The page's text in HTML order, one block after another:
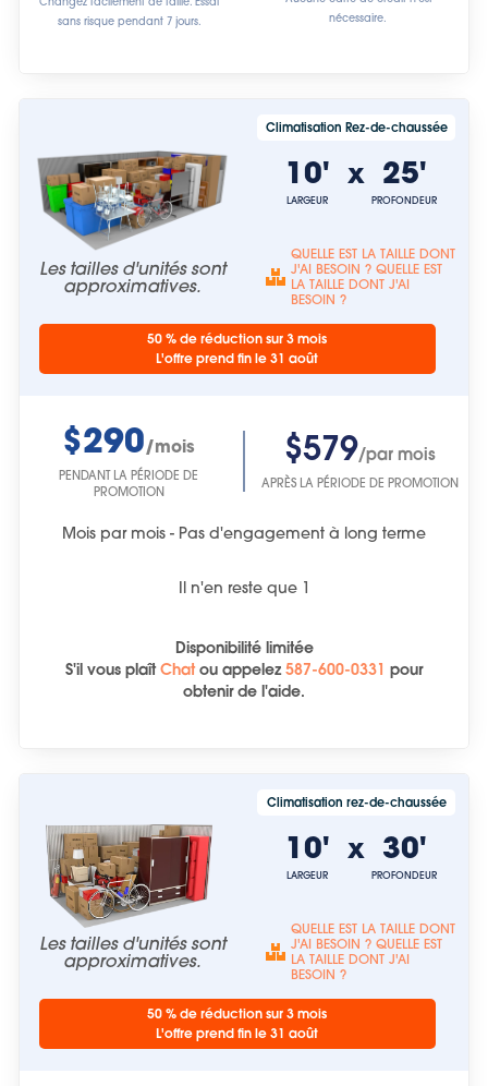
sans risque pendant 7 jours.
nécessaire.
Les tailles d'unités sont
approximatives.
Climatisation Rez-de-chaussée
10'
LARGEUR
x 25'
PROFONDEUR
QUELLE EST LA TAILLE DONT
J'AI BESOIN ? QUELLE EST
LA TAILLE DONT J'AI
BESOIN ?
50 % de réduction sur 3 mois
L'offre prend fin le 31 août
$290/mois
PENDANT LA PÉRIODE DE
PROMOTION
$579/par mois
APRÈS LA PÉRIODE DE PROMOTION
Mois par mois - Pas d'engagement à long terme
Il n'en reste que 1
Disponibilité limitée
S'il vous plaîtChatou appelez587-600-0331 pour
obtenir de l'aide.
Les tailles d'unités sont
approximatives.
Climatisation rez-de-chaussée
10'
LARGEUR
x 30'
PROFONDEUR
QUELLE EST LA TAILLE DONT
J'AI BESOIN ? QUELLE EST
LA TAILLE DONT J'AI
BESOIN ?
50 % de réduction sur 3 mois
L'offre prend fin le 31 août